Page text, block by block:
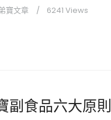
寶文章 6241 Views
副食品六大原則